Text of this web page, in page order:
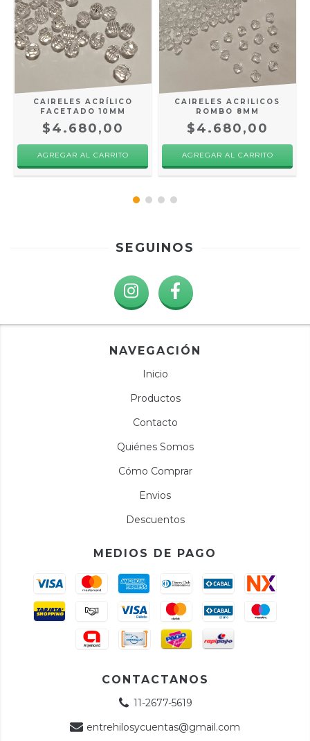
CAIRELES ACRÍLICO
FACETADO 10MM
$4.680,00
CAIRELES ACRILICOS
ROMBO 8MM
$4.680,00
SEGUINOS
NAVEGACIÓN
Inicio
Productos
Contacto
Quiénes Somos
Cómo Comprar
Envios
Descuentos
MEDIOS DE PAGO
CONTACTANOS
11-2677-5619
entrehilosycuentas@gmail.com